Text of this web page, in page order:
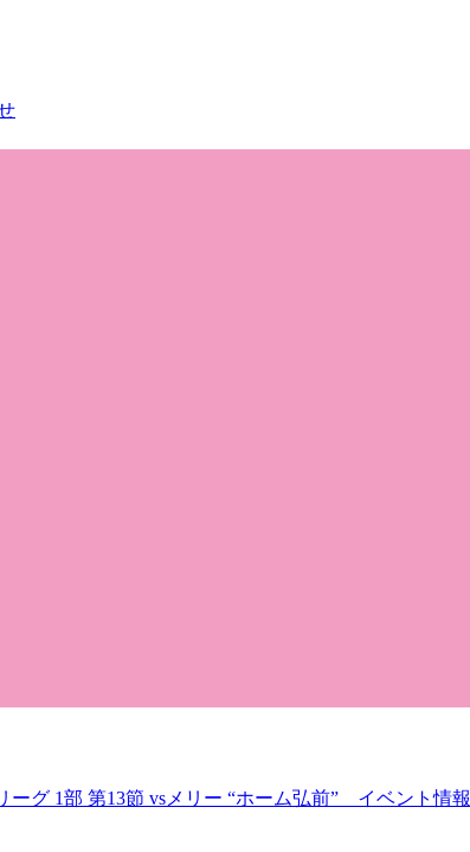
ーグ 1部 第13節 vsメリー “ホーム弘前” イベント情報